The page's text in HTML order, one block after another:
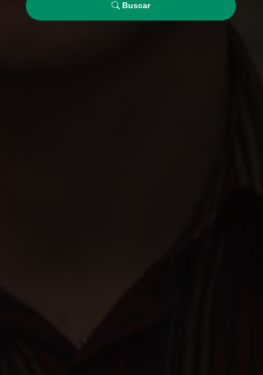
Buscar